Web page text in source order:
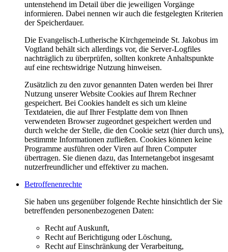
untenstehend im Detail über die jeweiligen Vorgänge
informieren. Dabei nennen wir auch die festgelegten Kriterien
der Speicherdauer.
Die Evangelisch-Lutherische Kirchgemeinde St. Jakobus im
Vogtland behält sich allerdings vor, die Server-Logfiles
nachträglich zu überprüfen, sollten konkrete Anhaltspunkte
auf eine rechtswidrige Nutzung hinweisen.
Zusätzlich zu den zuvor genannten Daten werden bei Ihrer
Nutzung unserer Website Cookies auf Ihrem Rechner
gespeichert. Bei Cookies handelt es sich um kleine
Textdateien, die auf Ihrer Festplatte dem von Ihnen
verwendeten Browser zugeordnet gespeichert werden und
durch welche der Stelle, die den Cookie setzt (hier durch uns),
bestimmte Informationen zufließen. Cookies können keine
Programme ausführen oder Viren auf Ihren Computer
übertragen. Sie dienen dazu, das Internetangebot insgesamt
nutzerfreundlicher und effektiver zu machen.
Betroffenenrechte
Sie haben uns gegenüber folgende Rechte hinsichtlich der Sie
betreffenden personenbezogenen Daten:
Recht auf Auskunft,
Recht auf Berichtigung oder Löschung,
Recht auf Einschränkung der Verarbeitung,